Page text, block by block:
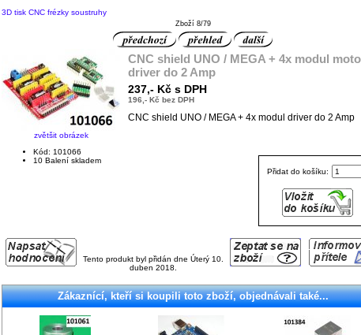
3D tisk CNC frézky soustruhy
Zboží 8/79
zvětšit obrázek
CNC shield UNO / MEGA + 4x modul
driver do 2 Amp
237,- Kč s DPH
196,- Kč bez DPH
CNC shield UNO / MEGA + 4x modul driver do 2 Amp
Přidat do košíku:
Kód: 101066
10 Balení skladem
Tento produkt byl přidán dne Úterý 10.
duben 2018.
Zákaznící, kteří si koupili toto zboží, objednávali také...